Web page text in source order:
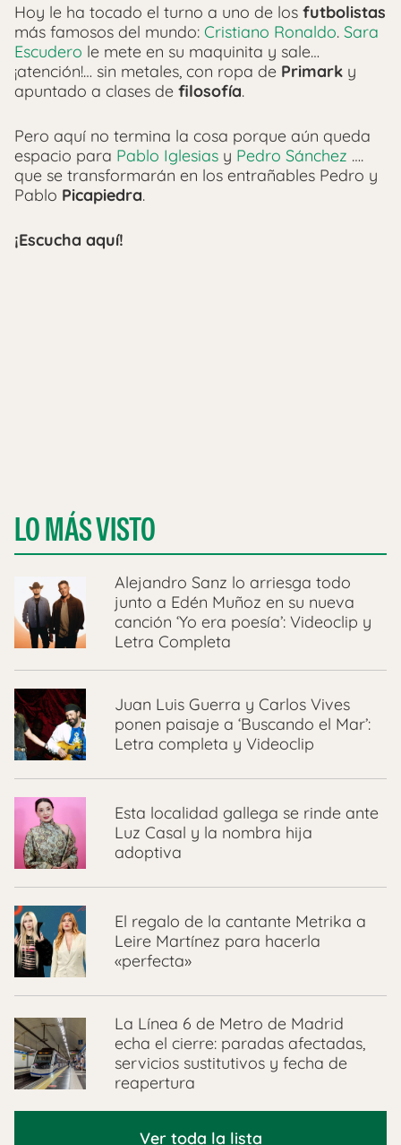
Hoy le ha tocado el turno a uno de los futbolistas
más famosos del mundo: Cristiano Ronaldo. Sara
Escudero le mete en su maquinita y sale…
¡atención!… sin metales, con ropa de Primark y
apuntado a clases de filosofía.
Pero aquí no termina la cosa porque aún queda
espacio para Pablo Iglesias y Pedro Sánchez ….
que se transformarán en los entrañables Pedro y
Pablo Picapiedra.
¡Escucha aquí!
LO MÁS VISTO
Alejandro Sanz lo arriesga todo
junto a Edén Muñoz en su nueva
canción ‘Yo era poesía’: Videoclip y
Letra Completa
Juan Luis Guerra y Carlos Vives
ponen paisaje a ‘Buscando el Mar’:
Letra completa y Videoclip
Esta localidad gallega se rinde ante
Luz Casal y la nombra hija
adoptiva
El regalo de la cantante Metrika a
Leire Martínez para hacerla
«perfecta»
La Línea 6 de Metro de Madrid
echa el cierre: paradas afectadas,
servicios sustitutivos y fecha de
reapertura
Ver toda la lista